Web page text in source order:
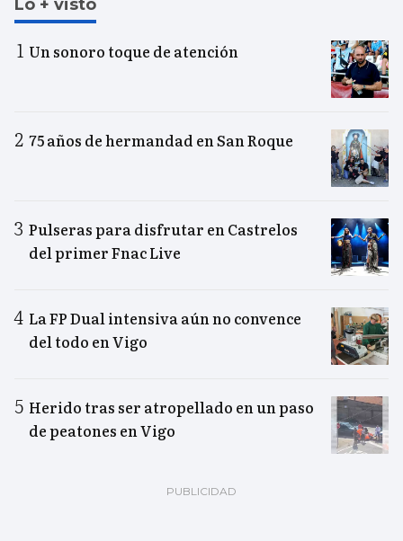
Lo + visto
Un sonoro toque de atención
75 años de hermandad en San Roque
Pulseras para disfrutar en Castrelos
del primer Fnac Live
La FP Dual intensiva aún no convence
del todo en Vigo
Herido tras ser atropellado en un paso
de peatones en Vigo